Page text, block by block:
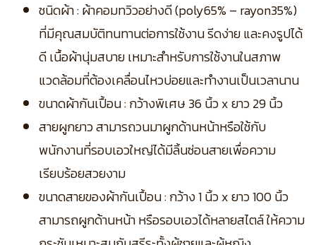
ชนิดผ้า : ผ้าคอมทวิวอย่างดี (poly65% – rayon35%)
ที่มีคุณสมบัติทนทานต่อการใช้งาน รีดง่าย และคงรูปได้
ดี เนื้อผ้านุ่มสบาย เหมาะสำหรับการใช้งานในสภาพ
แวดล้อมที่ต้องเคลื่อนไหวบ่อยและทำงานเป็นเวลานาน
ขนาดผ้ากันเปื้อน : กว้างพิเศษ 36 นิ้ว x ยาว 29 นิ้ว
สายผูกยาว สามารถวนมาผูกด้านหน้าหรือใช้กับ
พนักงานที่รอบเอวใหญ่ได้มีลิ้นซ่อนสายเพื่อความ
เรียบร้อยสวยงาม
ขนาดสายของผ้ากันเปื้อน : กว้าง 1 นิ้ว x ยาว 100 นิ้ว
สามารถผูกด้านหน้า หรือรอบเอวได้หลายสไตล์ ให้ความ